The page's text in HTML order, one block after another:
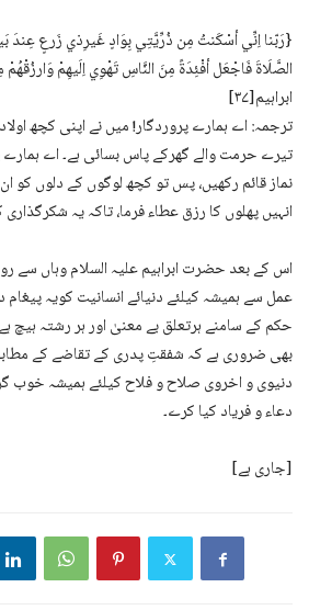
{رَبّنا اِنِّي أسْکَنتُ مِن ذُرِّیَّتِي بِوَادٍ غَیرِذي زَرعٍ عِندَ
الصَّلَاۃَ فَاجْعَل أفْئِدَۃً مِنَ النَّاسِ تَھْوِي اِلَیھِمْ
ابراہیم[۳۷]
ترجمہ: اے ہمارے پروردگار! میں نے اپنی کچھ
تیرے حرمت والے گھرکے پاس بسائی ہے۔ اے ہمارے
نماز قائم رکھیں، پس تو کچھ لوگوں کے دلوں کو
انہیں پھلوں کا رزق عطاء فرما، تاکہ یہ
اس کے بعد حضرت ابراہیم علیہ السلام وہاں سے
عمل سے ہمیشہ کیلئے دنیائے انسانیت کویہ
حکم کے سامنے ہرتعلق بے معنیٰ اور ہر رشتہ ہیچ
بھی ضروری ہے کہ شفقتِ پدری کے تقاضے کے
دنیوی و اخروی صلاح و فلاح کیلئے ہمیشہ خوب گڑ
دعاء و فریاد کیا کرے۔
[جاری ہے]